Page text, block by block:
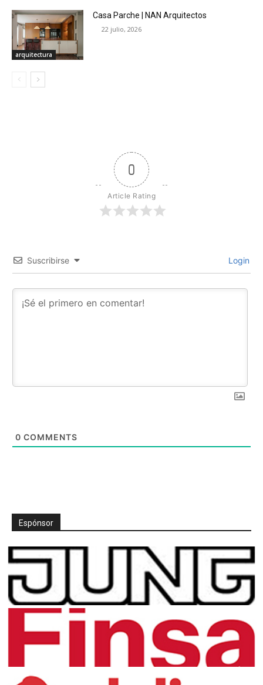
arquitectura
Casa Parche | NAN Arquitectos
22 julio, 2026
0
Article Rating
Suscribirse Login
0 COMMENTS
Espónsor